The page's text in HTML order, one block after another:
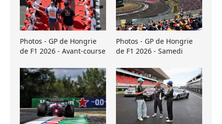
Photos - GP de Hongrie
de F1 2026 - Avant-course
Photos - GP de Hongrie
de F1 2026 - Samedi